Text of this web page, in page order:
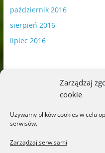
Zarządzaj
cookie
Używamy plików cookies w celu
serwisów.
Zarządzaj serwisami
październik 2016
sierpień 2016
lipiec 2016